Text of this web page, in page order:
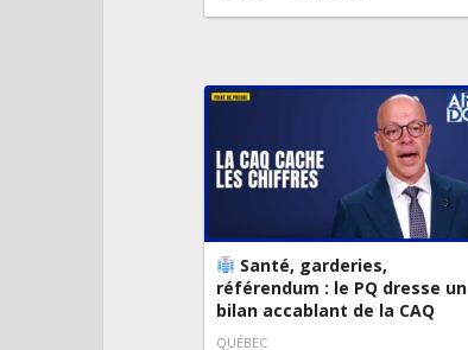
Santé, garderies,
référendum : le PQ dresse un
bilan accablant de la CAQ
QUÉBEC